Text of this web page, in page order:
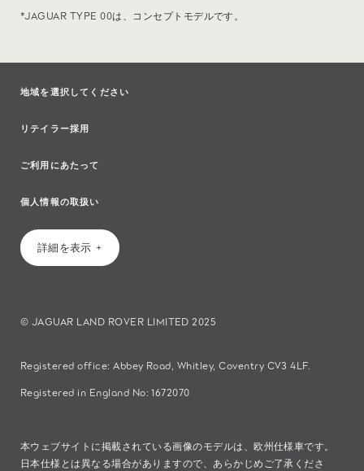
*JAGUAR TYPE 00は、コンセプトモデルです。
地域を選択してください
リテイラー採用
ご利用にあたって
個人情報の取扱い
詳細を表示
© JAGUAR LAND ROVER LIMITED 2025
Registered office: Abbey Road, Whitley, Coventry CV3 4LF.
Registered in England No: 1672070
本ウェブサイトに掲載されている画像のモデルは、欧州仕様車です。
日本仕様とは異なる場合がありますので、あらかじめご了承くださ